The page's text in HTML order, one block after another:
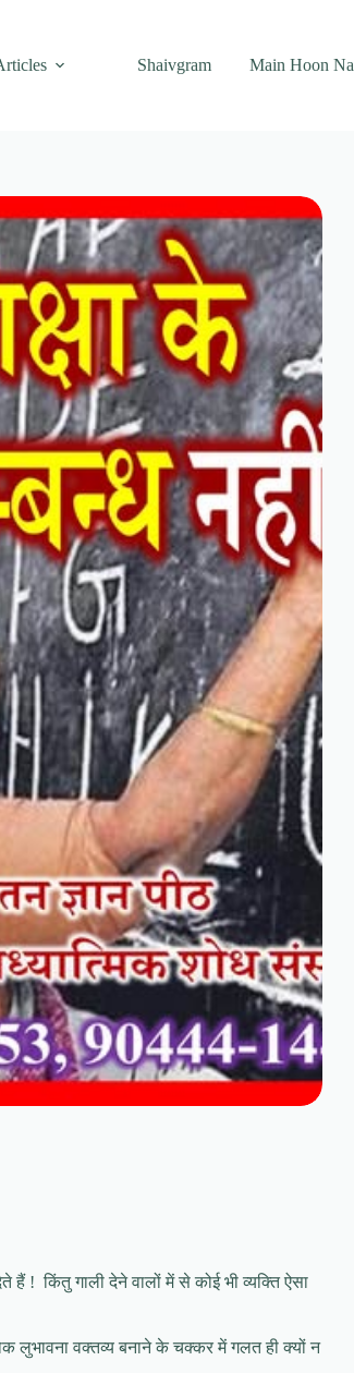
Shaivgram Main Hoon Na
हैं ! किंतु गाली देने वालों में से कोई भी व्यक्ति ऐसा
लुभावना वक्तव्य बनाने के चक्कर में गलत ही क्यों न